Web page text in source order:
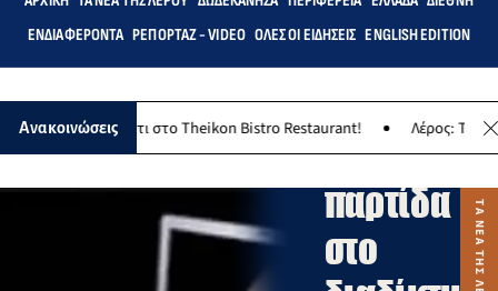
ΕΝΔΙΑΦΈΡΟΝΤΑ ΡΕΠΟΡΤΆΖ - VIDEO ΌΛΕΣ ΟΙ ΕΙΔΉΣΕΙΣ ENGLISH EDITION
Ανακοινώσεις
γλέντι στο Theikon Bistro Restaurant! Λέρος: Το Σάββατο 8
ΝΕΑ
ΤΗΣ
ΛΕΡΟΥ
Φόρα…
παρτίδα
στο